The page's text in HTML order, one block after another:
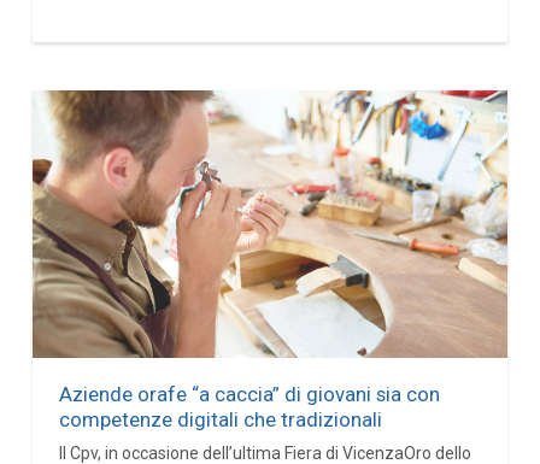
Aziende orafe “a caccia” di giovani sia con
competenze digitali che tradizionali
Il Cpv, in occasione dell’ultima Fiera di VicenzaOro dello